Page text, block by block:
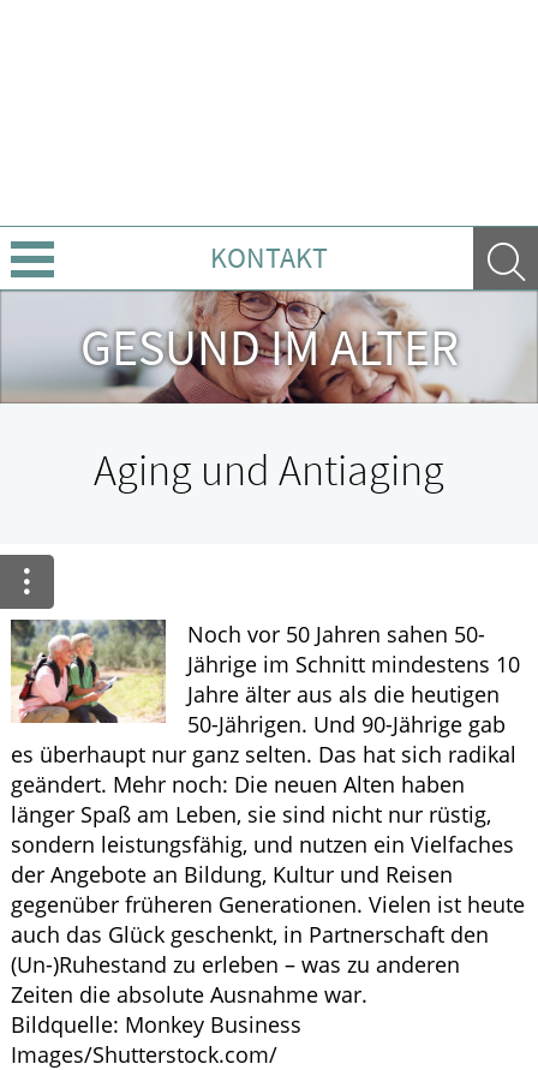
KONTAKT
Über uns
Leistungen
ELTERN UND KIND
GESUND IM ALTER
GESUND IM ALTER
Aging und Antiaging
Noch vor 50 Jahren sahen 50-
Jährige im Schnitt mindestens 10
Jahre älter aus als die heutigen
50-Jährigen. Und 90-Jährige gab
es überhaupt nur ganz selten. Das hat sich radikal
geändert. Mehr noch: Die neuen Alten haben
länger Spaß am Leben, sie sind nicht nur rüstig,
sondern leistungsfähig, und nutzen ein Vielfaches
der Angebote an Bildung, Kultur und Reisen
gegenüber früheren Generationen. Vielen ist heute
auch das Glück geschenkt, in Partnerschaft den
(Un-)Ruhestand zu erleben – was zu anderen
Zeiten die absolute Ausnahme war.
Bildquelle: Monkey Business
Images/Shutterstock.com/